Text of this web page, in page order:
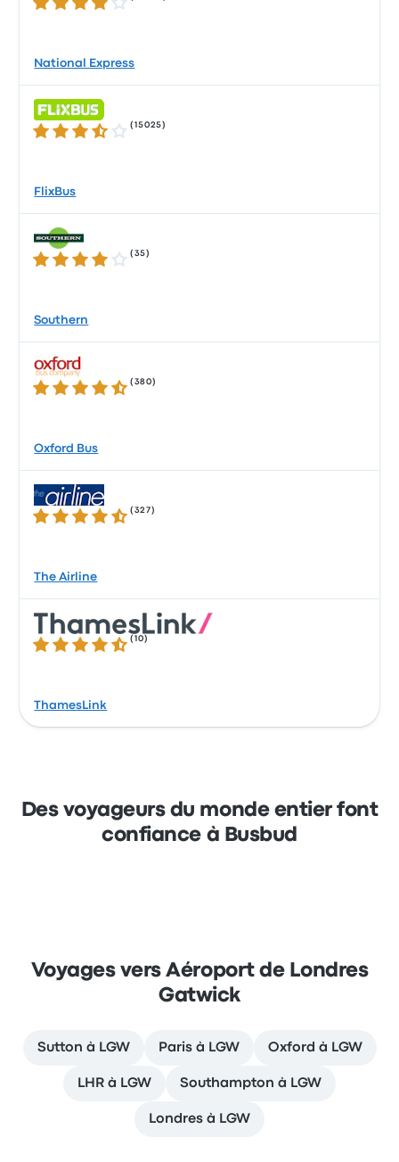
National Express
3.5 sur 5 étoiles(15025 )
FlixBus
4.1 sur 5 étoiles (35 )
Southern
4.4 sur 5 étoiles(380 )
Oxford Bus
4.5 sur 5 étoiles(327 )
The Airline
4.6 sur 5 étoiles(10 )
ThamesLink
Des voyageurs du monde entier font
confiance à Busbud
Voyages vers Aéroport de Londres
Gatwick
Sutton à LGW Paris à LGW Oxford à LGW
LHR à LGW Southampton à LGW
Londres à LGW